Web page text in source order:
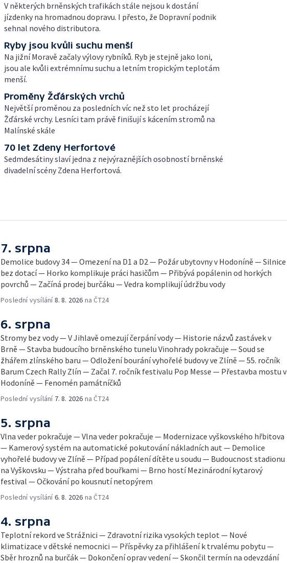
V některých brněnských trafikách stále nejsou k dostání
jízdenky na hromadnou dopravu. I přesto, že Dopravní podnik
sehnal nového distributora.
Ryby jsou kvůli suchu menší
Na jižní Moravě začaly výlovy rybníků. Ryb je stejně jako loni,
jsou ale kvůli extrémnímu suchu a letním tropickým teplotám
menší.
Proměny Žďárských vrchů
Největší proměnou za posledních víc než sto let procházejí
Žďárské vrchy. Lesníci tam právě finišují s kácením stromů na
Malínské skále
70 let Zdeny Herfortové
Sedmdesátiny slaví jedna z nejvýraznějších osobností brněnské
divadelní scény Zdena Herfortová.
7. srpna
Demolice budovy 34 — Omezení na D1 a D2 — Požár ubytovny v Hodoníně — Silnice
bez dotací — Horko komplikuje práci hasičům — Přibývá popálenin od horkých
povrchů — Začíná prodej burčáku — Vedra komplikují údržbu vody
Poslední vysílání8. 8. 2026 na ČT24
6. srpna
Stromy bez vody — V Jihlavě omezují čerpání vody — Historie názvů zastávek v
Brně — Stavba budoucího brněnského tunelu Vinohrady pokračuje — Soud se
žhářem zlínského baru — Odložení bourání vyhořelé budovy ve Zlíně — 55. ročník
Barum Czech Rally Zlín — Začal 7. ročník festivalu Pop Messe — Přestavba mostu v
Hodoníně — Fenomén památníčků
Poslední vysílání 7. 8. 2026 na ČT24
5. srpna
Vlna veder pokračuje — Vlna veder pokračuje — Modernizace vyškovského hřbitova
— Kamerový systém na automatické pokutování nákladních aut — Demolice
vyhořelé budovy ve Zlíně — Případ popálení dítěte u soudu — Budoucnost stadionu
na Vyškovsku — Výstraha před bouřkami — Brno hostí Mezinárodní kytarový
festival — Očkování po kousnutí netopýrem
Poslední vysílání6. 8. 2026 na ČT24
4. srpna
Teplotní rekord ve Strážnici — Zdravotní rizika vysokých teplot — Nové
klimatizace v dětské nemocnici — Příspěvky za přihlášení k trvalému pobytu —
Sběr hroznů na burčák — Dokončení oprav vedení — Skončil termín na odevzdání